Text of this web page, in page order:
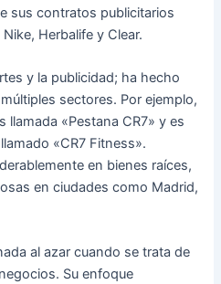
sus contratos publicitarios
Herbalife y Clear.
y la publicidad; ha hecho
sectores. Por ejemplo,
llamada «Pestana CR7» y es
«CR7 Fitness».
en bienes raíces,
en ciudades como Madrid,
al azar cuando se trata de
Su enfoque